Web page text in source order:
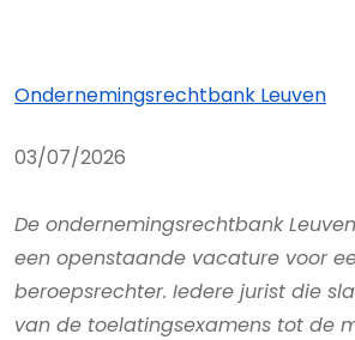
Ondernemings­rechtbank Leuven
03/07/2026
De ondernemingsrechtbank
een openstaande vacature voor
beroepsrechter. Iedere jurist die
van de toelatingsexamens tot de